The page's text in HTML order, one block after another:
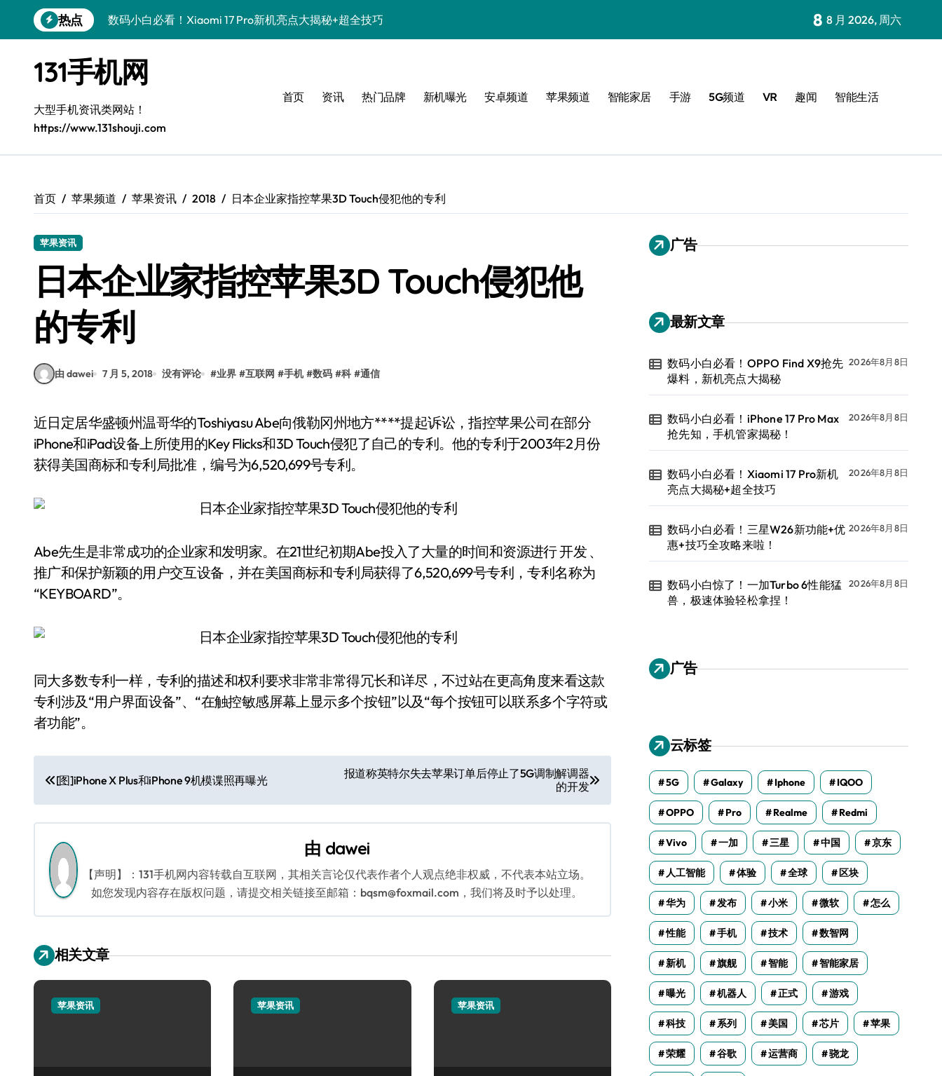
到
热点
数码小白必看！Xiaomi 17 Pro新机亮点大揭秘+超全技巧
数码小白惊了！一加Turbo 6性能猛兽，极速体验轻松拿捏！
数码小白必看！iPhone 17 Pro最新资讯与超实用功能大揭秘
数码小白惊了！荣耀WIN RT资讯速递，一机知天下！
数码小白必看！真我GT8新资讯，带你畅享科技新乐趣！
数码小白必看！vivo S50新功能优惠大揭秘，高效玩机就现在！
8 8 月 2026, 周六
131手机网
大型手机资讯类网站！
https://www.131shouji.com
首页 资讯 热门品牌 新机曝光 安卓频道 苹果频道 智能家居 手游 5G频道 VR 趣闻 智能生活
首页 苹果频道 苹果资讯 2018 日本企业家指控苹果3D Touch侵犯他的专利
苹果资讯
日本企业家指控苹果3D Touch侵犯他
的专利
由 dawei 7 月 5, 2018 没有评论 #业界 #互联网 #手机 #数码 #科 #通信
近日定居华盛顿州温哥华的Toshiyasu Abe向俄勒冈州地方****提起诉讼，指控苹果公司在部分
iPhone和iPad设备上所使用的Key Flicks和3D Touch侵犯了自己的专利。他的专利于2003年2月份
获得美国商标和专利局批准，编号为6,520,699号专利。
Abe先生是非常成功的企业家和发明家。在21世纪初期Abe投入了大量的时间和资源进行 开发 、
推广和保护新颖的用户交互设备，并在美国商标和专利局获得了6,520,699号专利，专利名称为
“KEYBOARD”。
同大多数专利一样，专利的描述和权利要求非常非常得冗长和详尽，不过站在更高角度来看这款
专利涉及“用户界面设备”、“在触控敏感屏幕上显示多个按钮”以及“每个按钮可以联系多个字符或
者功能”。
文
章
导
航
[图]iPhone X Plus和iPhone 9机模谍照再曝光
报道称英特尔失去苹果订单后停止了5G调制解调器
的开发
由 dawei
【声明】：131手机网内容转载自互联网，其相关言论仅代表作者个人观点绝非权威，不代表本站立场。
如您发现内容存在版权问题，请提交相关链接至邮箱：bqsm@foxmail.com，我们将及时予以处理。
相关文章
苹果资讯 苹果资讯 苹果资讯
广告
最新文章
数码小白必看！OPPO Find X9抢先
爆料，新机亮点大揭秘
2026年8月8日
数码小白必看！iPhone 17 Pro Max
抢先知，手机管家揭秘！
2026年8月8日
数码小白必看！Xiaomi 17 Pro新机
亮点大揭秘+超全技巧
2026年8月8日
数码小白必看！三星W26新功能+优
惠+技巧全攻略来啦！
2026年8月8日
数码小白惊了！一加Turbo 6性能猛
兽，极速体验轻松拿捏！
2026年8月8日
广告
云标签
5G Galaxy Iphone IQOO
OPPO Pro Realme Redmi
Vivo 一加 三星 中国 京东
人工智能 体验 全球 区块
华为 发布 小米 微软 怎么
性能 手机 技术 数智网
新机 旗舰 智能 智能家居
曝光 机器人 正式 游戏
科技 系列 美国 芯片 苹果
荣耀 谷歌 运营商 骁龙